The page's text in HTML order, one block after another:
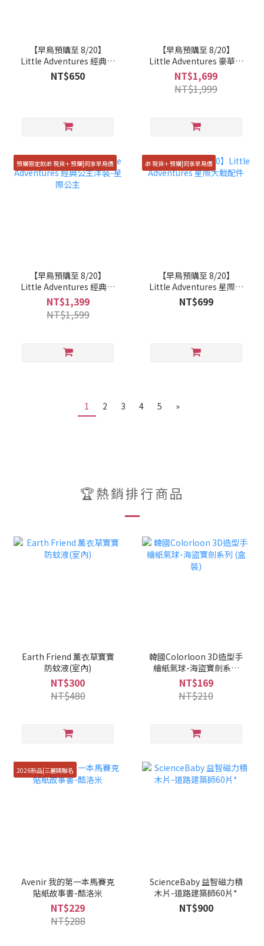
【早鳥預購至 8/20】
Little Adventures 經典造
型帽子 - 女巫帽
NT$650
【早鳥預購至 8/20】
Little Adventures 豪華公
主洋裝 - 壞女巫 (綠野仙
蹤)
NT$1,699
NT$1,999
預購限定款🎁 現貨＋預購|同享早鳥價
【早鳥預購至 8/20】
Little Adventures 經典公
主洋裝-星際公主
NT$1,399
NT$1,599
🎁 現貨＋預購|同享早鳥價
【早鳥預購至 8/20】
Little Adventures 星際大
戰配件
NT$699
1 2 3 4 5 »
🏆熱銷排行商品
Earth Friend 薰衣草寶寶
防蚊液(室內)
NT$300
NT$480
韓國Colorloon 3D造型手
繪紙氣球-海盜寶劍系列
(盒裝)
NT$169
NT$210
2026新品|三麗鷗聯名
Avenir 我的第一本馬賽克
貼紙故事書-酷洛米
NT$229
NT$288
ScienceBaby 益智磁力積
木片-道路建築師60片*
NT$900